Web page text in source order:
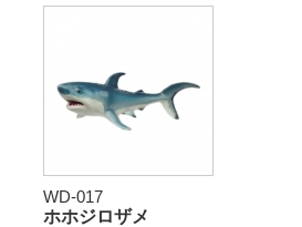
WD-017
ホホジロザメ